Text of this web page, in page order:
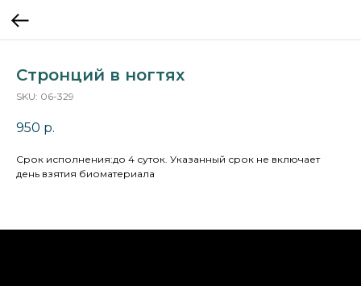
Стронций в ногтях
SKU: 06-329
950 р.
Cрок исполнения:до 4 суток. Указанный срок не включает
день взятия биоматериала